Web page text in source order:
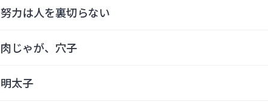
努力は人を裏切らない
肉じゃが、穴子
明太子